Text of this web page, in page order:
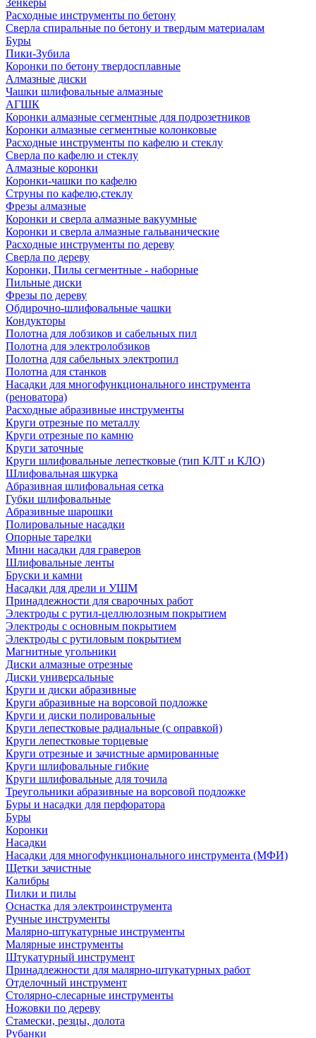
Зенкеры
Расходные инструменты по бетону
Сверла спиральные по бетону и твердым материалам
Буры
Пики-Зубила
Коронки по бетону твердосплавные
Алмазные диски
Чашки шлифовальные алмазные
АГШК
Коронки алмазные сегментные для подрозетников
Коронки алмазные сегментные колонковые
Расходные инструменты по кафелю и стеклу
Сверла по кафелю и стеклу
Алмазные коронки
Коронки-чашки по кафелю
Струны по кафелю,стеклу
Фрезы алмазные
Коронки и сверла алмазные вакуумные
Коронки и сверла алмазные гальванические
Расходные инструменты по дереву
Сверла по дереву
Коронки, Пилы сегментные - наборные
Пильные диски
Фрезы по дереву
Обдирочно-шлифовальные чашки
Кондукторы
Полотна для лобзиков и сабельных пил
Полотна для электролобзиков
Полотна для сабельных электропил
Полотна для станков
Насадки для многофункционального инструмента
(реноватора)
Расходные абразивные инструменты
Круги отрезные по металлу
Круги отрезные по камню
Круги заточные
Круги шлифовальные лепестковые (тип КЛТ и КЛО)
Шлифовальная шкурка
Абразивная шлифовальная сетка
Губки шлифовальные
Абразивные шарошки
Полировальные насадки
Опорные тарелки
Мини насадки для граверов
Шлифовальные ленты
Бруски и камни
Насадки для дрели и УШМ
Принадлежности для сварочных работ
Электроды с рутил-целлюлозным покрытием
Электроды с основным покрытием
Электроды с рутиловым покрытием
Магнитные угольники
Диски алмазные отрезные
Диски универсальные
Круги и диски абразивные
Круги абразивные на ворсовой подложке
Круги и диски полировальные
Круги лепестковые радиальные (с оправкой)
Круги лепестковые торцевые
Круги отрезные и зачистные армированные
Круги шлифовальные гибкие
Круги шлифовальные для точила
Треугольники абразивные на ворсовой подложке
Буры и насадки для перфоратора
Буры
Коронки
Насадки
Насадки для многофункционального инструмента (МФИ)
Щетки зачистные
Калибры
Пилки и пилы
Оснастка для электроинструмента
Ручные инструменты
Малярно-штукатурные инструменты
Малярные инструменты
Штукатурный инструмент
Принадлежности для малярно-штукатурных работ
Отделочный инструмент
Столярно-слесарные инструменты
Ножовки по дереву
Стамески, резцы, долота
Рубанки